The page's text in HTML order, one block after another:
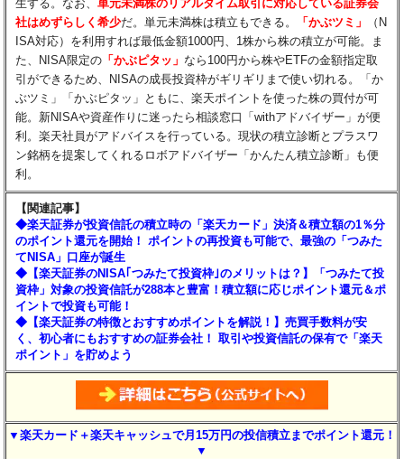
生する。なお、単元未満株のリアルタイム取引に対応している証券会
社はめずらしく希少だ。単元未満株は積立もできる。 「かぶツミ」
（N
ISA対応）を利用すれば最低金額1000円、1株から株の積立が可能。ま
た、NISA限定の 「かぶピタッ」 なら100円から株やETFの金額指定取
引ができるため、NISAの成長投資枠がギリギリまで使い切れる。「か
ぶツミ」「かぶピタッ」ともに、楽天ポイントを使った株の買付が可
能。新NISAや資産作りに迷ったら相談窓口「withアドバイザー」が便
利。楽天社員がアドバイスを行っている。現状の積立診断とプラスワ
ン銘柄を提案してくれるロボアドバイザー「かんたん積立診断」も便
利。
【関連記事】
◆楽天証券が投資信託の積立時の「楽天カード」決済＆積立額の1％分
のポイント還元を開始！ ポイントの再投資も可能で、最強の「つみた
てNISA」口座が誕生
◆【楽天証券のNISA｢つみたて投資枠｣のメリットは？】「つみたて投
資枠」対象の投資信託が288本と豊富！積立額に応じポイント還元＆ポ
イントで投資も可能！
◆【楽天証券の特徴とおすすめポイントを解説！】売買手数料が安
く、初心者にもおすすめの証券会社！ 取引や投資信託の保有で「楽天
ポイント」を貯めよう
▼楽天カード＋楽天キャッシュで月15万円の投信積立までポイント還元！
▼